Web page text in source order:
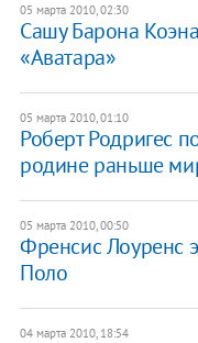
05 марта 2010, 02:30
Сашу Барона
«Аватара»
05 марта 2010, 01:10
Роберт Родригес
родине раньше
05 марта 2010, 00:50
Френсис Лоуренс
Поло
04 марта 2010, 18:54